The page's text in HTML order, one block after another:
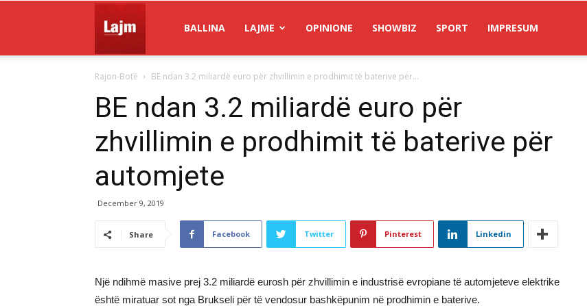
Lajm
BALLINA LAJME OPINIONE SHOWBIZ SPORT IMPRESUM
Rajon-Botë BE ndan 3.2 miliardë euro për zhvillimin e prodhimit të baterive për...
BE ndan 3.2 miliardë euro për
zhvillimin e prodhimit të baterive për
automjete
December 9, 2019
Share Facebook Twitter Pinterest Linkedin
Një ndihmë masive prej 3.2 miliardë eurosh për zhvillimin e industrisë evropiane të automjeteve elektrike
është miratuar sot nga Brukseli për të vendosur bashkëpunim në prodhimin e baterive.